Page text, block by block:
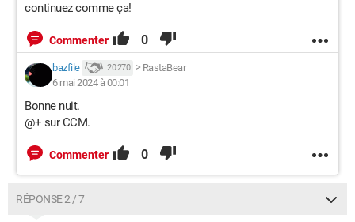
continuez comme ça!
Commenter 0
bazfile 20 270 > RastaBear
6 mai 2024 à 00:01
Bonne nuit.
@+ sur CCM.
Commenter 0
RÉPONSE 2 / 7